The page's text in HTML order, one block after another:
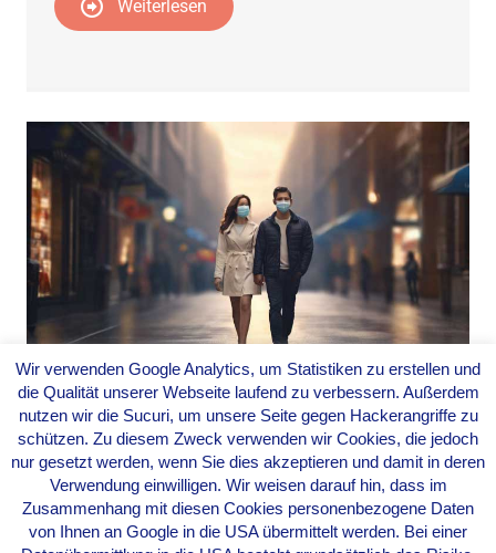
Weiterlesen
Pandemie-Wörter: Wie die
Corona-Sprache unser
Leben geprägt hat
Evarella 8. März 2024
Wir verwenden Google Analytics, um Statistiken zu erstellen und
die Qualität unserer Webseite laufend zu verbessern. Außerdem
nutzen wir die Sucuri, um unsere Seite gegen Hackerangriffe zu
schützen. Zu diesem Zweck verwenden wir Cookies, die jedoch
nur gesetzt werden, wenn Sie dies akzeptieren und damit in deren
Verwendung einwilligen. Wir weisen darauf hin, dass im
Zusammenhang mit diesen Cookies personenbezogene Daten
von Ihnen an Google in die USA übermittelt werden. Bei einer